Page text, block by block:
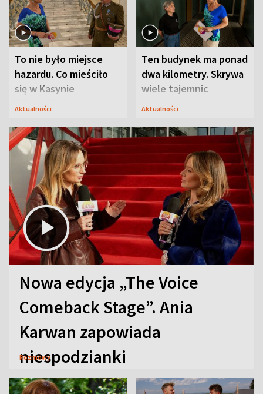
To nie było miejsce
hazardu. Co mieściło
się w Kasynie
Oficerskim?
Aktualności
Ten budynek ma ponad
dwa kilometry. Skrywa
wiele tajemnic
Aktualności
Nowa edycja „The Voice
Comeback Stage”. Ania
Karwan zapowiada
niespodzianki
Rozmowy